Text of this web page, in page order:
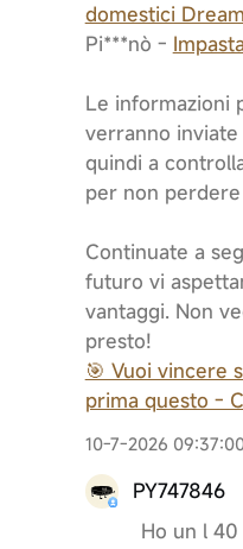
domestici
Pi***nò -
Le informazioni
verranno
quindi a
per non
Continuate a
futuro vi
vantaggi. Non
presto!
🎯 Vuoi vincere
prima questo -
10-7-2026
PY747846
Ho un l